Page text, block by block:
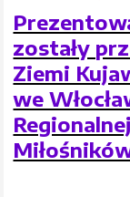
zostały
Ziemi
we